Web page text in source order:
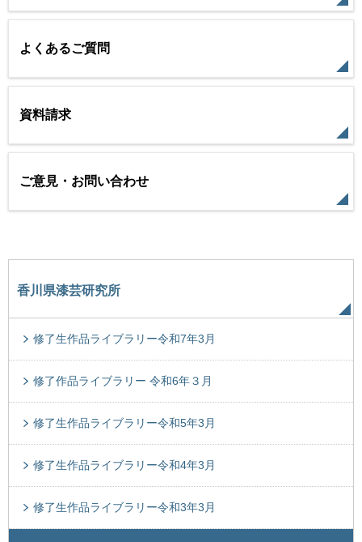
よくあるご質問
資料請求
ご意見・お問い合わせ
香川県漆芸研究所
修了生作品ライブラリー令和7年3月
修了作品ライブラリー 令和6年３月
修了生作品ライブラリー令和5年3月
修了生作品ライブラリー令和4年3月
修了生作品ライブラリー令和3年3月